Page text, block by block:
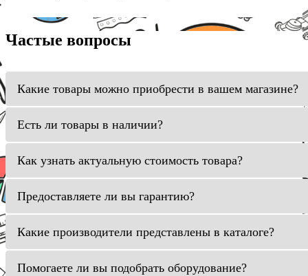
Частые вопросы
Какие товары можно приобрести в вашем магазине?
Есть ли товары в наличии?
Как узнать актуальную стоимость товара?
Предоставляете ли вы гарантию?
Какие производители представлены в каталоге?
Помогаете ли вы подобрать оборудование?